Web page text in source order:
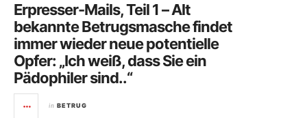
Erpresser-Mails, Teil 1 – Alt
bekannte Betrugsmasche findet
immer wieder neue potentielle
Opfer: „Ich weiß, dass Sie ein
Pädophiler sind..“
in BETRUG